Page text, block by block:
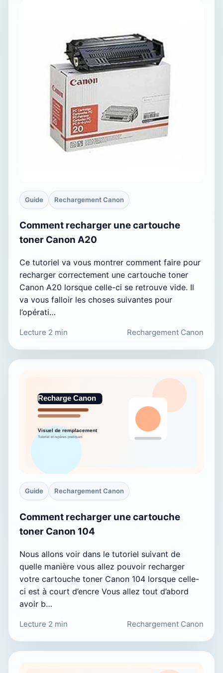
Guide Rechargement Canon
Comment recharger une cartouche
toner Canon A20
Ce tutoriel va vous montrer comment faire pour
recharger correctement une cartouche toner
Canon A20 lorsque celle-ci se retrouve vide. Il
va vous falloir les choses suivantes pour
l’opérati…
Lecture 2 min Rechargement Canon
Guide Rechargement Canon
Comment recharger une cartouche
toner Canon 104
Nous allons voir dans le tutoriel suivant de
quelle manière vous allez pouvoir recharger
votre cartouche toner Canon 104 lorsque celle-
ci est à court d’encre Vous allez tout d’abord
avoir b…
Lecture 2 min Rechargement Canon